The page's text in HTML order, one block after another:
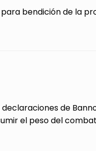
bendición de la
declaraciones de
el peso del